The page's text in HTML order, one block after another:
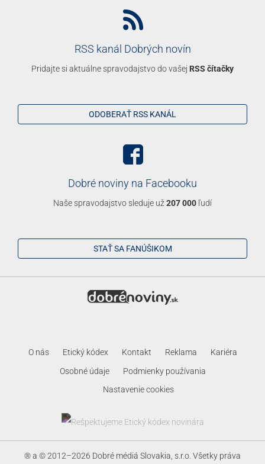
RSS kanál Dobrých novín
Pridajte si aktuálne spravodajstvo do vašej RSS čítačky
ODOBERAŤ RSS KANÁL
Dobré noviny na Facebooku
Naše spravodajstvo sleduje už207 000 ľudí
STAŤ SA FANÚŠIKOM
O nás Etický kódex Kontakt Reklama
Kariéra
Osobné údaje
Podmienky používania
Nastavenie cookies
® a © 2012–2026 Dobré médiá Slovakia, s.r.o. Všetky práva